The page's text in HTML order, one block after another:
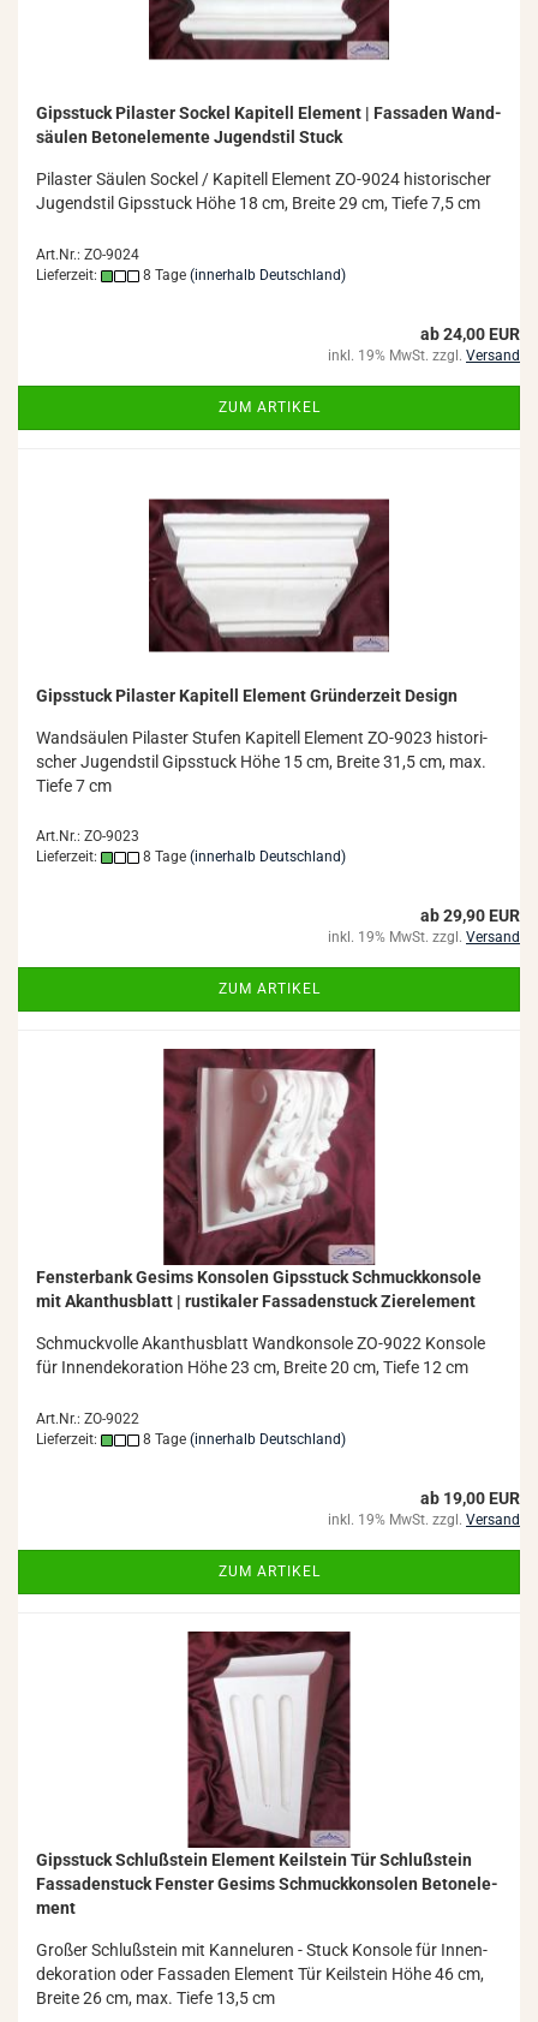
Gips­stuck Pi­las­ter So­ckel Ka­pi­tell Ele­ment | Fas­sa­den Wand­
säu­len Be­ton­ele­men­te Ju­gend­stil Stuck
Pi­las­ter Säu­len So­ckel / Ka­pi­tell Ele­ment ZO-​9024 his­to­ri­scher
Ju­gend­stil Gips­stuck Höhe 18 cm, Brei­te 29 cm, Tiefe 7,5 cm
Art.Nr.: ZO-9024
Lieferzeit:
8 Tage (innerhalb Deutschland)
ab 24,00 EUR
inkl. 19% MwSt. zzgl. Versand
ZUM ARTIKEL
Gips­stuck Pi­las­ter Ka­pi­tell Ele­ment Grün­der­zeit De­sign
Wand­säu­len Pi­las­ter Stu­fen Ka­pi­tell Ele­ment ZO-​9023 his­to­ri­
scher Ju­gend­stil Gips­stuck Höhe 15 cm, Brei­te 31,5 cm, max.
Tiefe 7 cm
Art.Nr.: ZO-9023
Lieferzeit:
8 Tage (innerhalb Deutschland)
ab 29,90 EUR
inkl. 19% MwSt. zzgl. Versand
ZUM ARTIKEL
Fens­ter­bank Ge­sims Kon­so­len Gips­stuck Schmuck­kon­so­le
mit Akan­thus­blatt | rus­ti­ka­ler Fas­sa­den­stuck Zier­ele­ment
Schmuck­vol­le Akan­thus­blatt Wand­kon­so­le ZO-​9022 Kon­so­le
für In­nen­de­ko­ra­ti­on Höhe 23 cm, Brei­te 20 cm, Tiefe 12 cm
Art.Nr.: ZO-9022
Lieferzeit:
8 Tage (innerhalb Deutschland)
ab 19,00 EUR
inkl. 19% MwSt. zzgl. Versand
ZUM ARTIKEL
Gips­stuck Schluß­stein Ele­ment Keil­stein Tür Schluß­stein
Fas­sa­den­stuck Fens­ter Ge­sims Schmuck­kon­so­len Be­ton­ele­
ment
Gro­ßer Schluß­stein mit Kan­nel­uren - Stuck Kon­so­le für In­nen­
de­ko­ra­ti­on oder Fas­sa­den Ele­ment Tür Keil­stein Höhe 46 cm,
Brei­te 26 cm, max. Tiefe 13,5 cm